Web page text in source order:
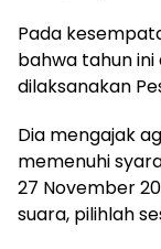
Pada
bahwa tahun ini
dilaksanakan
Dia mengajak
memenuhi
27 November
suara, pilihlah